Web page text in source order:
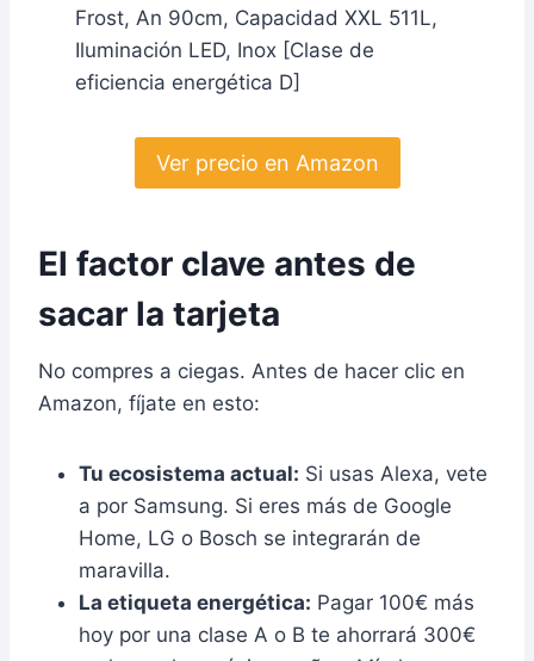
Frost, An 90cm, Capacidad XXL 511L,
Iluminación LED, Inox [Clase de
eficiencia energética D]
Ver precio en Amazon
El factor clave antes de
sacar la tarjeta
No compres a ciegas. Antes de hacer clic en
Amazon, fíjate en esto:
Tu ecosistema actual: Si usas Alexa, vete
a por Samsung. Si eres más de Google
Home, LG o Bosch se integrarán de
maravilla.
La etiqueta energética: Pagar 100€ más
hoy por una clase A o B te ahorrará 300€